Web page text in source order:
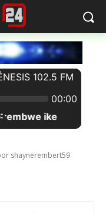
shaynerembert59